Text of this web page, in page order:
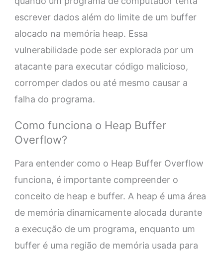
escrever dados além do limite de um buffer
alocado na memória heap. Essa
vulnerabilidade pode ser explorada por um
atacante para executar código malicioso,
corromper dados ou até mesmo causar a
falha do programa.
Como funciona o Heap Buffer
Overflow?
Para entender como o Heap Buffer Overflow
funciona, é importante compreender o
conceito de heap e buffer. A heap é uma área
de memória dinamicamente alocada durante
a execução de um programa, enquanto um
buffer é uma região de memória usada para